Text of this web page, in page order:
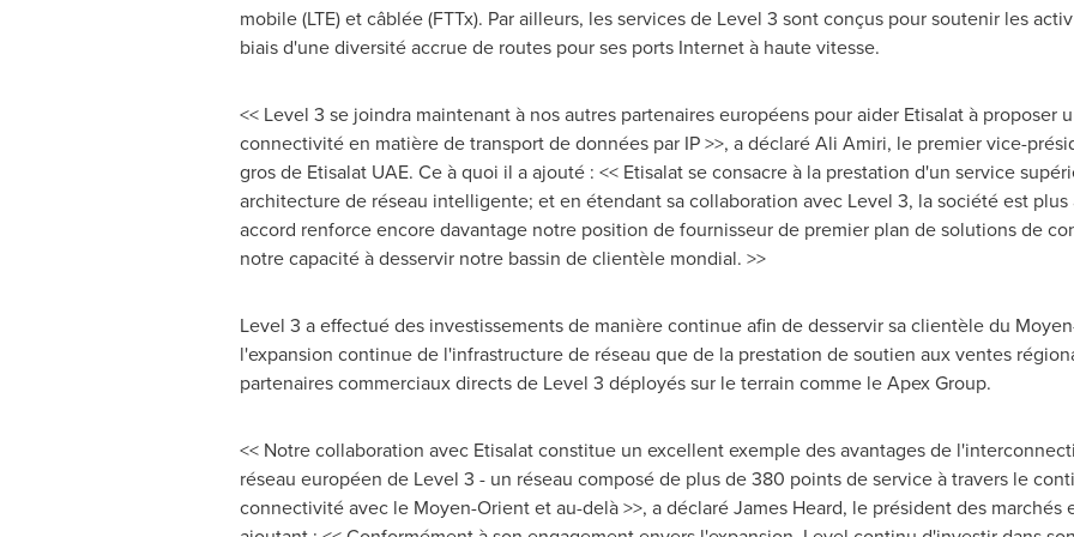
mobile (LTE) et câblée (FTTx). Par ailleurs, les services de Level 3 sont conçus pour soutenir les
biais d'une diversité accrue de routes pour ses ports Internet à haute vitesse.
<< Level 3 se joindra maintenant à nos autres partenaires européens pour aider Etisalat à proposer
connectivité en matière de transport de données par IP >>, a déclaréAli Amiri, le premier vice-
gros de Etisalat UAE. Ce à quoi il a ajouté : << Etisalat se consacre à la prestation d'un service
architecture de réseau intelligente; et en étendant sa collaboration avec Level 3, la société est
accord renforce encore davantage notre position de fournisseur de premier plan de solutions de
notre capacité à desservir notre bassin de clientèle mondial. >>
Level 3 a effectué des investissements de manière continue afin de desservir sa clientèle du
l'expansion continue de l'infrastructure de réseau que de la prestation de soutien aux ventes
partenaires commerciaux directs de Level 3 déployés sur le terrain comme le Apex Group.
<< Notre collaboration avec Etisalat constitue un excellent exemple des avantages de
réseau européen de Level 3 - un réseau composé de plus de 380 points de service à travers le
connectivité avec le Moyen-Orient et au-delà >>, a déclaréJames Heard, le président des marchés